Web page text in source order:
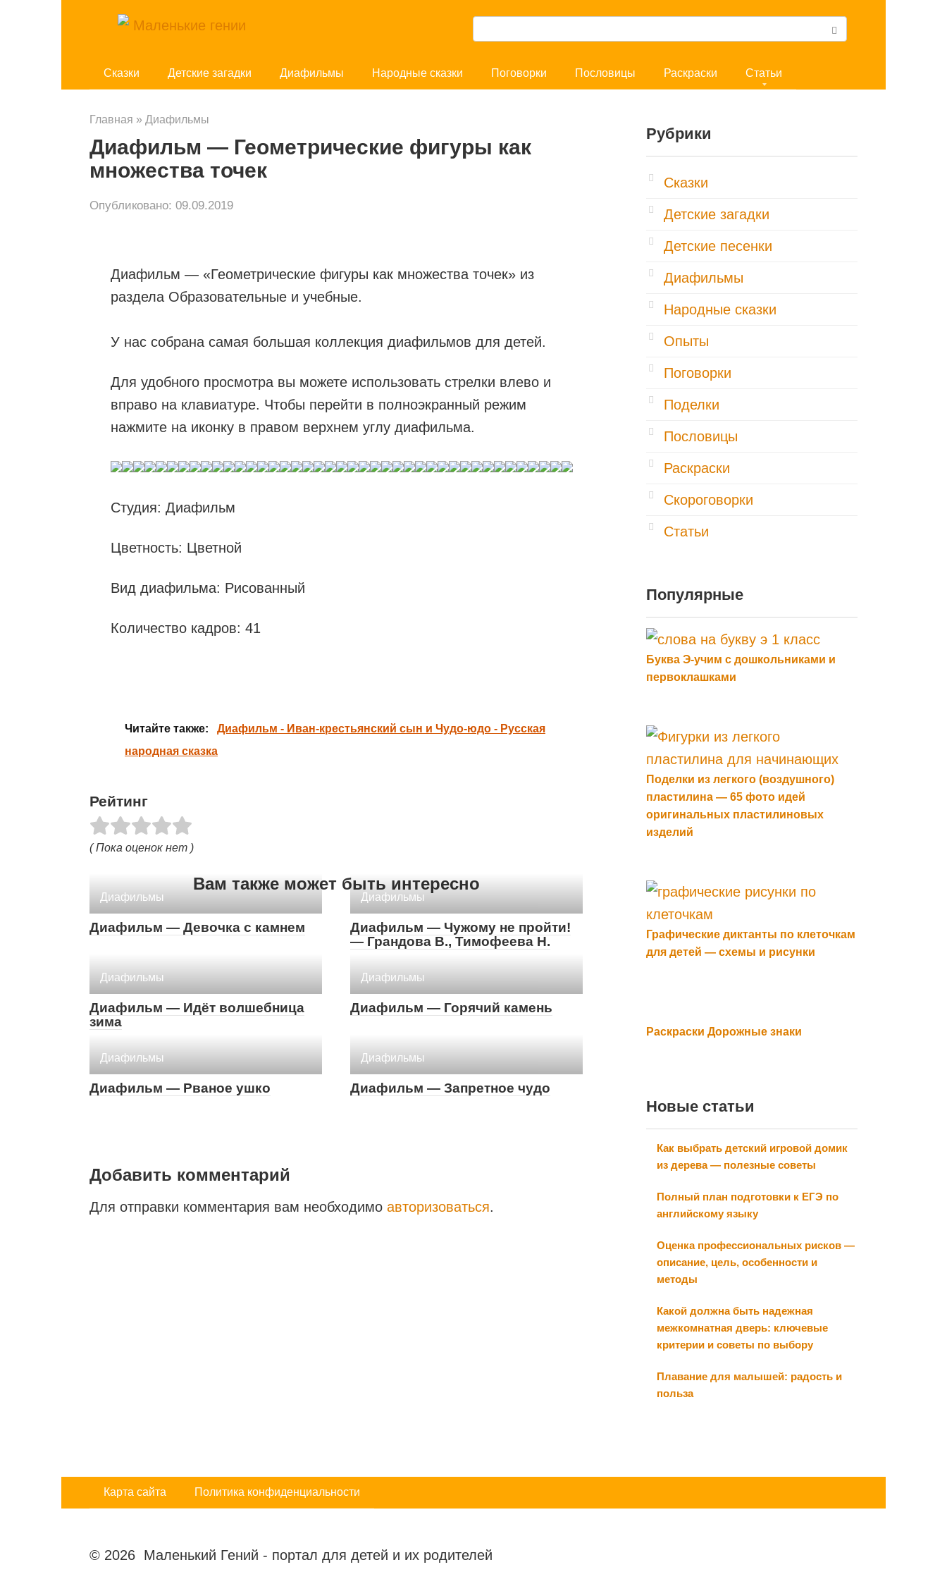
:
Cказки Детские загадки Диафильмы Народные сказки Поговорки Пословицы Раскраски Статьи
Главная » Диафильмы
Диафильм — Геометрические фигуры как
множества точек
Опубликовано: 09.09.2019
Диафильм — «Геометрические фигуры как множества точек» из
раздела Образовательные и учебные.
У нас собрана самая большая коллекция диафильмов для детей.
Для удобного просмотра вы можете использовать стрелки влево и
вправо на клавиатуре. Чтобы перейти в полноэкранный режим
нажмите на иконку в правом верхнем углу диафильма.
Студия: Диафильм
Цветность: Цветной
Вид диафильма: Рисованный
Количество кадров: 41
Читайте также:
Диафильм - Иван-крестьянский сын и Чудо-юдо - Русская
народная сказка
Рейтинг
( Пока оценок нет )
Вам также может быть интересно
Диафильмы
Диафильм — Девочка с камнем
Диафильмы
Диафильм — Чужому не пройти!
— Грандова В., Тимофеева Н.
Диафильмы
Диафильм — Идёт волшебница
зима
Диафильмы
Диафильм — Горячий камень
Диафильмы
Диафильм — Рваное ушко
Диафильмы
Диафильм — Запретное чудо
Добавить комментарий
Для отправки комментария вам необходимо авторизоваться.
Рубрики
Cказки
Детские загадки
Детские песенки
Диафильмы
Народные сказки
Опыты
Поговорки
Поделки
Пословицы
Раскраски
Скороговорки
Статьи
Популярные
Буква Э-учим с дошкольниками и
первоклашками
Поделки из легкого (воздушного)
пластилина — 65 фото идей
оригинальных пластилиновых
изделий
Графические диктанты по клеточкам
для детей — схемы и рисунки
Раскраски Дорожные знаки
Новые статьи
Как выбрать детский игровой домик
из дерева — полезные советы
Полный план подготовки к ЕГЭ по
английскому языку
Оценка профессиональных рисков —
описание, цель, особенности и
методы
Какой должна быть надежная
межкомнатная дверь: ключевые
критерии и советы по выбору
Плавание для малышей: радость и
польза
Карта сайта Политика конфиденциальности
© 2026 Маленький Гений - портал для детей и их родителей